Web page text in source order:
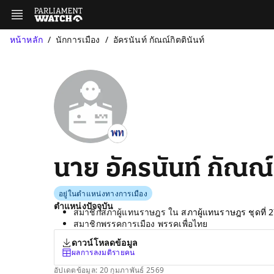
หน้าหลัก นักการเมือง อัครนันท์ กัณณ์กิตตินันท์
นาย อัครนันท์ กัณ
อยู่ในตำแหน่งทางการเมือง
ตำแหน่งปัจจุบัน
สมาชิกสภาผู้แทนราษฎร ใน สภาผู้แทนราษฎร ชุดที่
สมาชิกพรรคการเมือง พรรคเพื่อไทย
ดาวน์โหลดข้อมูล
ผลการลงมติรายคน
อัปเดตข้อมูล: 20 กุมภาพันธ์ 2569